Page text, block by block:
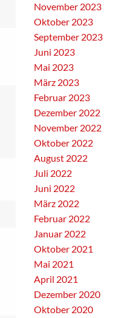
November 2023
Oktober 2023
September 2023
Juni 2023
Mai 2023
März 2023
Februar 2023
Dezember 2022
November 2022
Oktober 2022
August 2022
Juli 2022
Juni 2022
März 2022
Februar 2022
Januar 2022
Oktober 2021
Mai 2021
April 2021
Dezember 2020
Oktober 2020